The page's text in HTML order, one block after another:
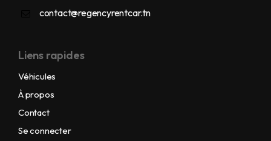
contact@regencyrentcar.tn
Liens rapides
Véhicules
À propos
Contact
Se connecter